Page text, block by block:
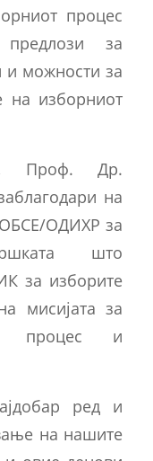
процес
за
и можности за
на изборниот
Проф. Др.
на
ОБСЕ/ОДИХР за
што
за изборите
мисијата за
процес и
ред и
на нашите